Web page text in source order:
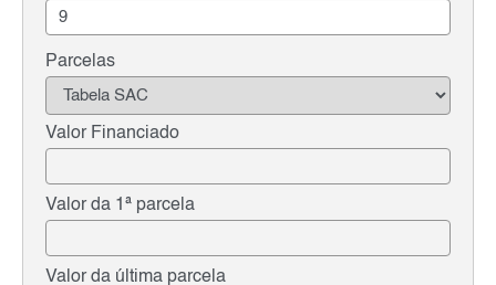
Parcelas
Valor Financiado
Valor da 1ª parcela
Valor da última parcela